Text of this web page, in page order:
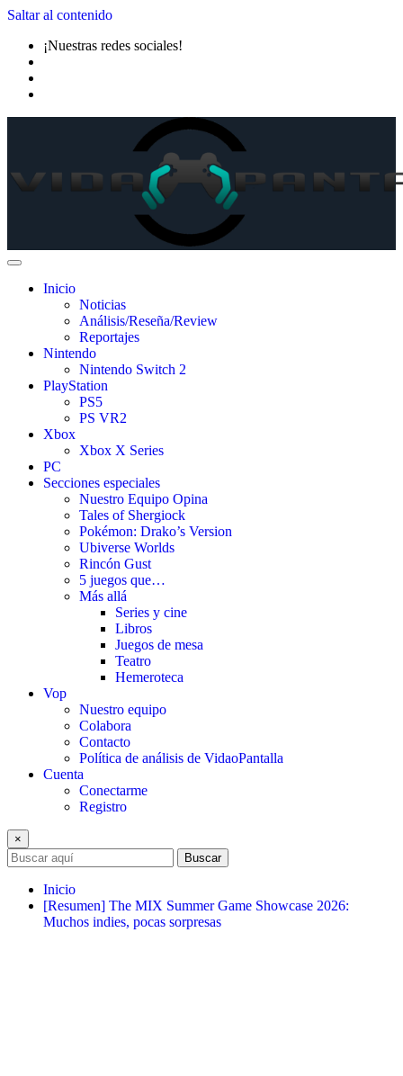
Saltar al contenido
¡Nuestras redes sociales!
Inicio
Noticias
Análisis/Reseña/Review
Reportajes
Nintendo
Nintendo Switch 2
PlayStation
PS5
PS VR2
Xbox
Xbox X Series
PC
Secciones especiales
Nuestro Equipo Opina
Tales of Shergiock
Pokémon: Drako’s Version
Ubiverse Worlds
Rincón Gust
5 juegos que…
Más allá
Series y cine
Libros
Juegos de mesa
Teatro
Hemeroteca
Vop
Nuestro equipo
Colabora
Contacto
Política de análisis de VidaoPantalla
Cuenta
Conectarme
Registro
×
Buscar
Inicio
[Resumen] The MIX Summer Game Showcase 2026:
Muchos indies, pocas sorpresas